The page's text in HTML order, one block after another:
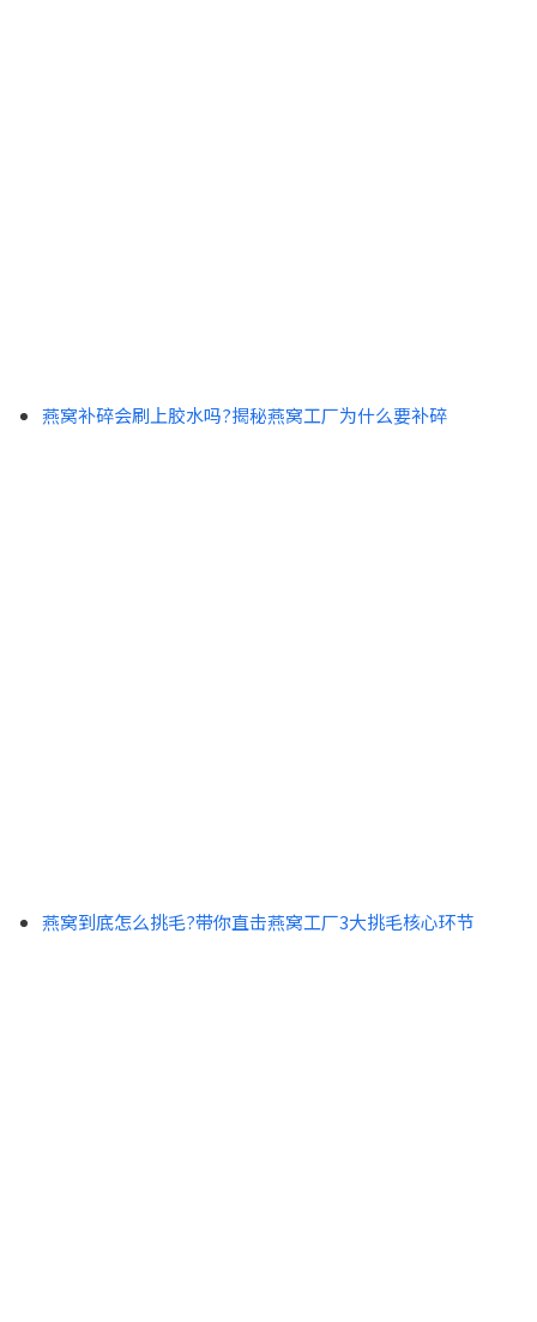
燕窝补碎会刷上胶水吗?揭秘燕窝工厂为什么要补碎
燕窝到底怎么挑毛?带你直击燕窝工厂3大挑毛核心环节